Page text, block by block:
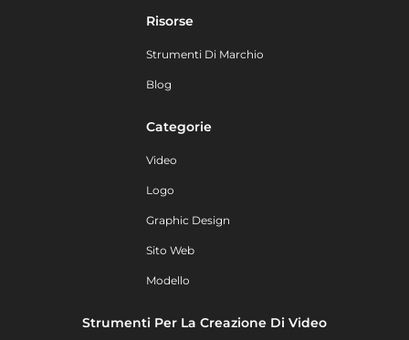
Risorse
Strumenti Di Marchio
Blog
Categorie
Video
Logo
Graphic Design
Sito Web
Modello
Strumenti Per La Creazione Di Video